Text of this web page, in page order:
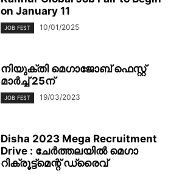
on January 11
JOB FEST 10/01/2025
നിയുക്തി മെഗാജോബ് ഫെസ്റ്റ്
മാര്‍ച്ച് 25ന്
JOB FEST 19/03/2023
Disha 2023 Mega Recruitment
Drive : ചേര്‍ത്തലയില്‍ മെഗാ
റിക്രൂട്ട്മെന്റ് ഡ്രൈവ്